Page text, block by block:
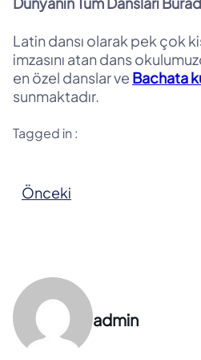
Latin dansı olarak pek çok
imzasını atan dans
en özel danslar ve Bachata
sunmaktadır.
Tagged in :
Önceki
admin